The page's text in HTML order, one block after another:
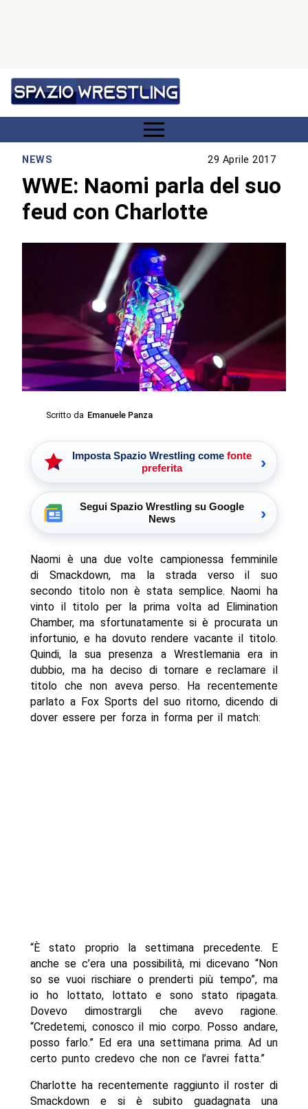
NEWS 29 Aprile 2017
WWE: Naomi parla del suo
feud con Charlotte
Scritto da Emanuele Panza
Imposta Spazio Wrestling come fonte
preferita
›
Segui Spazio Wrestling su Google
News
›
Naomi è una due volte campionessa femminile
di Smackdown, ma la strada verso il suo
secondo titolo non è stata semplice. Naomi ha
vinto il titolo per la prima volta ad Elimination
Chamber, ma sfortunatamente si è procurata un
infortunio, e ha dovuto rendere vacante il titolo.
Quindi, la sua presenza a Wrestlemania era in
dubbio, ma ha deciso di tornare e reclamare il
titolo che non aveva perso. Ha recentemente
parlato a Fox Sports del suo ritorno, dicendo di
dover essere per forza in forma per il match:
“È stato proprio la settimana precedente. E
anche se c’era una possibilità, mi dicevano “Non
so se vuoi rischiare o prenderti più tempo”, ma
io ho lottato, lottato e sono stato ripagata.
Dovevo dimostrargli che avevo ragione.
“Credetemi, conosco il mio corpo. Posso andare,
posso farlo.” Ed era una settimana prima. Ad un
certo punto credevo che non ce l’avrei fatta.”
Charlotte ha recentemente raggiunto il roster di
Smackdown e si è subito guadagnata una